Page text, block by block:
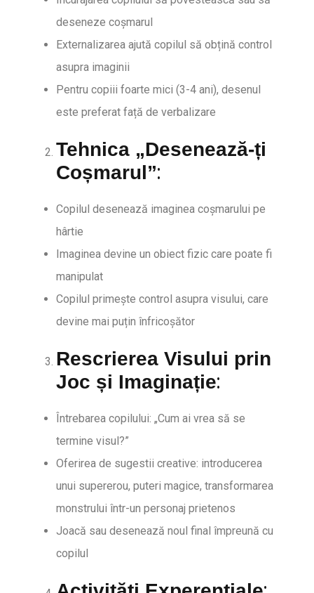
deseneze coșmarul
Externalizarea ajută copilul să obțină control
asupra imaginii
Pentru copiii foarte mici (3-4 ani), desenul
este preferat față de verbalizare
Tehnica „Desenează-ți
Coșmarul”:
Copilul desenează imaginea coșmarului pe
hârtie
Imaginea devine un obiect fizic care poate fi
manipulat
Copilul primește control asupra visului, care
devine mai puțin înfricoșător
Rescrierea Visului prin
Joc și Imaginație:
Întrebarea copilului: „Cum ai vrea să se
termine visul?”
Oferirea de sugestii creative: introducerea
unui supererou, puteri magice, transformarea
monstrului într-un personaj prietenos
Joacă sau desenează noul final împreună cu
copilul